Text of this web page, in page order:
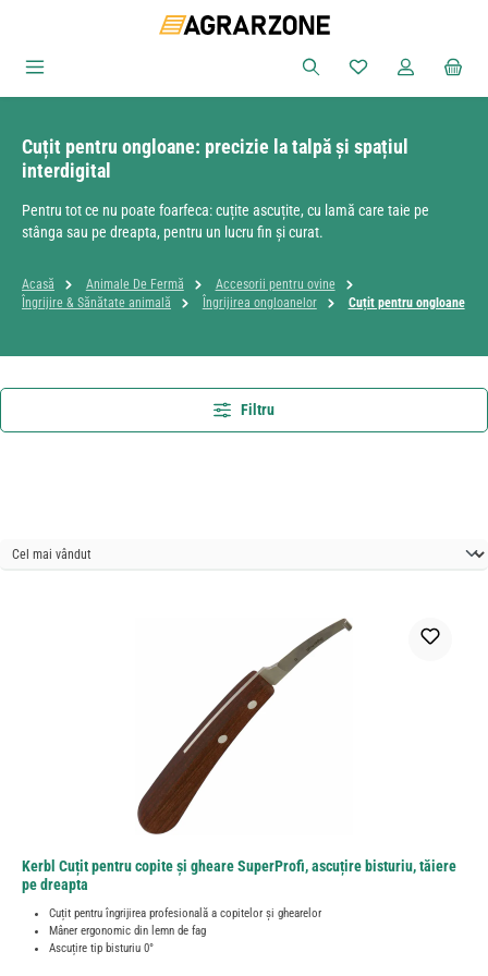
Sari la conținutul principal
Aveți 0 articole
Cuțit pentru ongloane: precizie la talpă și spațiul
interdigital
Pentru tot ce nu poate foarfeca: cuțite ascuțite, cu lamă care taie pe
stânga sau pe dreapta, pentru un lucru fin și curat.
Acasă Animale De Fermă
Accesorii pentru ovine
Îngrijire & Sănătate animală
Îngrijirea ongloanelor Cuțit pentru ongloane
Filtru
Kerbl Cuțit pentru copite și gheare SuperProfi, ascuțire bisturiu, tăiere
pe dreapta
Cuțit pentru îngrijirea profesională a copitelor și ghearelor
Mâner ergonomic din lemn de fag
Ascuțire tip bisturiu 0°